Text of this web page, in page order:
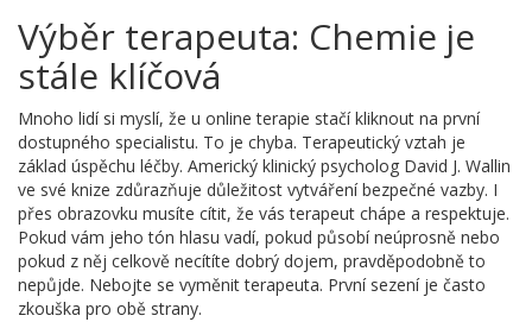
Výběr terapeuta: Chemie je
stále klíčová
Mnoho lidí si myslí, že u online terapie stačí kliknout na první
dostupného specialistu. To je chyba. Terapeutický vztah je
základ úspěchu léčby. Americký klinický psycholog David J. Wallin
ve své knize zdůrazňuje důležitost vytváření bezpečné vazby. I
přes obrazovku musíte cítit, že vás terapeut chápe a respektuje.
Pokud vám jeho tón hlasu vadí, pokud působí neúprosně nebo
pokud z něj celkově necítíte dobrý dojem, pravděpodobně to
nepůjde. Nebojte se vyměnit terapeuta. První sezení je často
zkouška pro obě strany.